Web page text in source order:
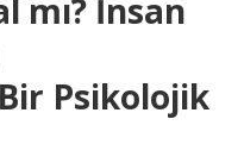
mı? İnsan
Psikolojik